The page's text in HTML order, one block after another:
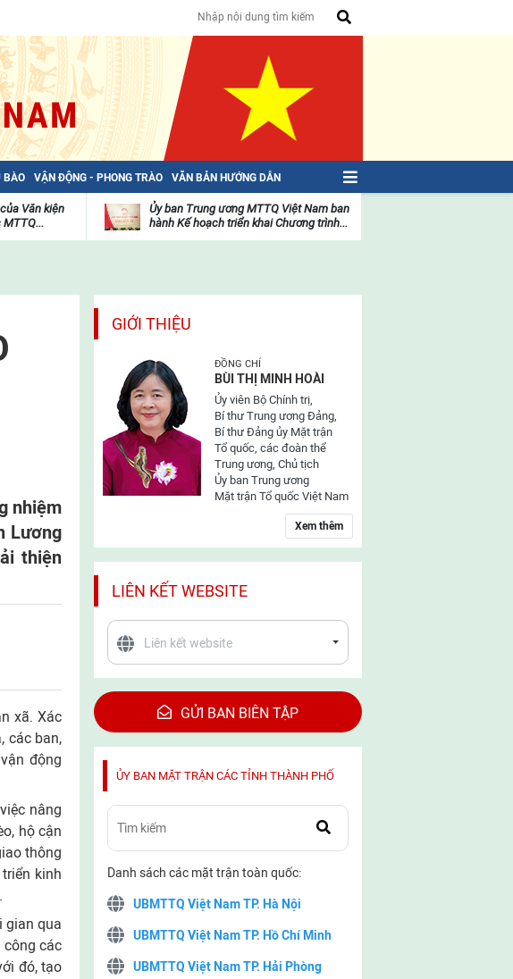
BÀO VẬN ĐỘNG - PHONG TRÀO VĂN BẢN HƯỚNG DẪN
Văn kiện
mặt
trận
Ủy ban Trung ương MTTQ Việt Nam ban
hành Kế hoạch triển khai Chương trình...
nhiệm
Lương
thiện
xã. Xác
các ban,
động
nâng
hộ cận
thông
kinh
gian qua
các
đó, tạo
GIỚI THIỆU
ĐỒNG CHÍ
BÙI THỊ MINH HOÀI
Ủy viên Bộ Chính trị,
Bí thư Trung ương Đảng,
Bí thư Đảng ủy Mặt trận
Tổ quốc, các đoàn thể
Trung ương, Chủ tịch
Ủy ban Trung ương
Mặt trận Tổ quốc Việt Nam
Xem thêm
LIÊN KẾT WEBSITE
GỬI BAN BIÊN TẬP
ỦY BAN MẶT TRẬN CÁC TỈNH THÀNH PHỐ
Danh sách các mặt trận toàn quốc:
UBMTTQ Việt Nam TP. Hà Nội
UBMTTQ Việt Nam TP. Hồ Chí Minh
UBMTTQ Việt Nam TP. Hải Phòng